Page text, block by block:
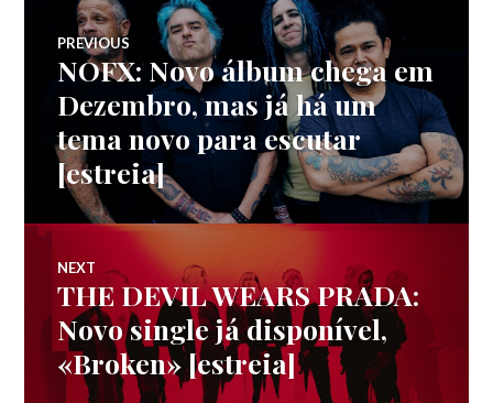
Navegação
de
artigos
PREVIOUS
Previous
NOFX: Novo álbum chega em
Dezembro, mas já há um
tema novo para escutar
[estreia]
NEXT
Next
post:
THE DEVIL WEARS PRADA:
Novo single já disponível,
«Broken» [estreia]